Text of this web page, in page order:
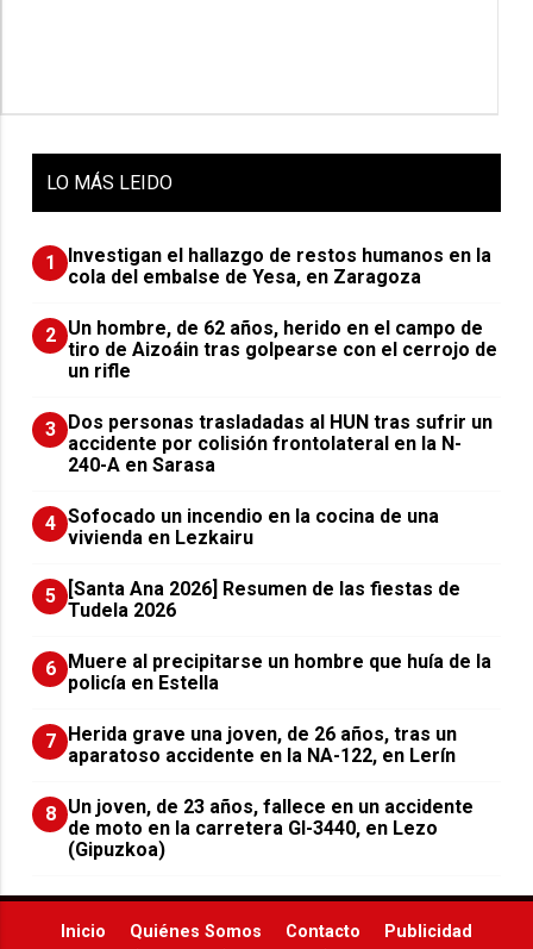
LO MÁS LEIDO
1
Investigan el hallazgo de restos humanos en la
cola del embalse de Yesa, en Zaragoza
2 Un hombre, de 62 años, herido en el campo de
tiro de Aizoáin tras golpearse con el cerrojo de
un rifle
3
​Dos personas trasladadas al HUN tras sufrir un
accidente por colisión frontolateral en la N-
240-A en Sarasa
4 Sofocado un incendio en la cocina de una
vivienda en Lezkairu
5
[Santa Ana 2026] Resumen de las fiestas de
Tudela 2026
6
Muere al precipitarse un hombre que huía de la
policía en Estella
7
Herida grave una joven, de 26 años, tras un
aparatoso accidente en la NA-122, en Lerín
8 Un joven, de 23 años, fallece en un accidente
de moto en la carretera GI-3440, en Lezo
(Gipuzkoa)
Inicio Quiénes Somos Contacto
Publicidad